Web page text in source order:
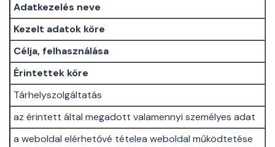
Adatkezelés neve
Kezelt adatok köre
Célja, felhasználása
Érintettek köre
Tárhelyszolgáltatás
az érintett által megadott valamennyi személyes adat
a weboldal elérhetővé tételea weboldal működtetése